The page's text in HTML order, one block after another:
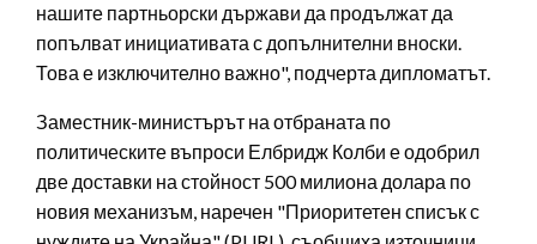
нашите партньорски държави да продължат да
попълват инициативата с допълнителни вноски.
Това е изключително важно", подчерта дипломатът.
Заместник-министърът на отбраната по
политическите въпроси Елбридж Колби е одобрил
две доставки на стойност 500 милиона долара по
новия механизъм, наречен "Приоритетен списък с